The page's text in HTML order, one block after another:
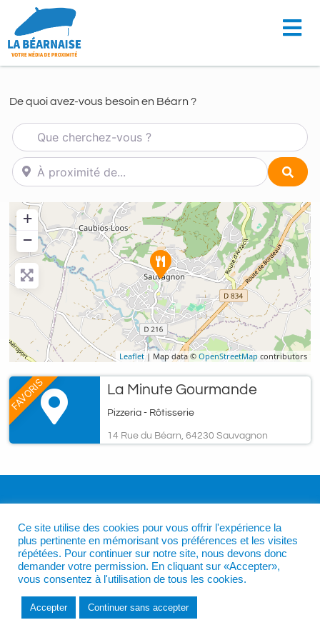
De quoi avez-vous besoin en Béarn ?
Que cherchez-vous ?
À proximité de...
+
−
Leaflet | Map data © OpenStreetMap contributors
FAVORIS La Minute Gourmande
Pizzeria - Rôtisserie
14 Rue du Béarn, 64230 Sauvagnon
Ce site utilise des cookies pour vous offrir l'expérience la
plus pertinente en mémorisant vos préférences et les visites
répétées. Pour continuer sur notre site, nous devons donc
demander votre permission. En cliquant sur «Accepter»,
vous consentez à l'utilisation de tous les cookies.
Accepter Continuer sans accepter